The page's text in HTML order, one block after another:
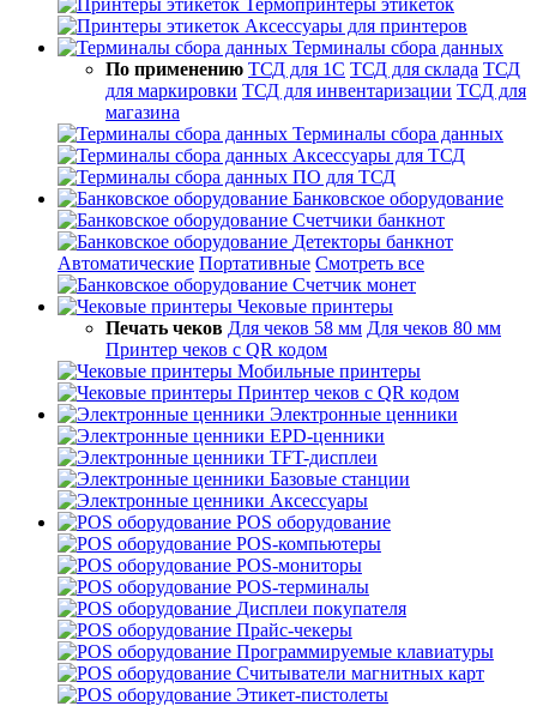
Аксессуары для принтеров
Терминалы сбора данных
По применению ТСД для 1С ТСД для склада ТСД
для маркировки ТСД для инвентаризации ТСД для
магазина
Терминалы сбора данных
Аксессуары для ТСД
ПО для ТСД
Банковское оборудование
Счетчики банкнот
Детекторы банкнот
Автоматические Портативные Смотреть все
Счетчик монет
Чековые принтеры
Печать чеков Для чеков 58 мм Для чеков 80 мм
Принтер чеков с QR кодом
Мобильные принтеры
Принтер чеков с QR кодом
Электронные ценники
EPD-ценники
TFT-дисплеи
Базовые станции
Аксессуары
POS оборудование
POS-компьютеры
POS-мониторы
POS-терминалы
Дисплеи покупателя
Прайс-чекеры
Программируемые клавиатуры
Считыватели магнитных карт
Этикет-пистолеты